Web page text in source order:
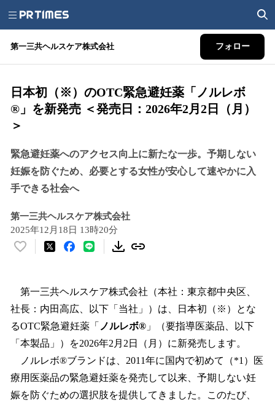
第一三共ヘルスケア株式会社 フォロー
日本初（※）のOTC緊急避妊薬「ノルレボ
®」を新発売 ＜発売日：2026年2月2日（月）
＞
緊急避妊薬へのアクセス向上に新たな一歩。予期しない
妊娠を防ぐため、必要とする女性が安心して速やかに入
手できる社会へ
第一三共ヘルスケア株式会社
2025年12月18日 13時20分
い
！
数
を
読
み
込
み
中
で
第一三共ヘルスケア株式会社（本社：東京都中央区、
社長：内田高広、以下「当社」）は、日本初（※）とな
るOTC緊急避妊薬「 ノルレボ® 」（要指導医薬品、以下
「本製品」）を2026年2月2日（月）に新発売します。
ノルレボ®ブランドは、2011年に国内で初めて（*1）医
療用医薬品の緊急避妊薬を発売して以来、予期しない妊
娠を防ぐための選択肢を提供してきました。このたび、